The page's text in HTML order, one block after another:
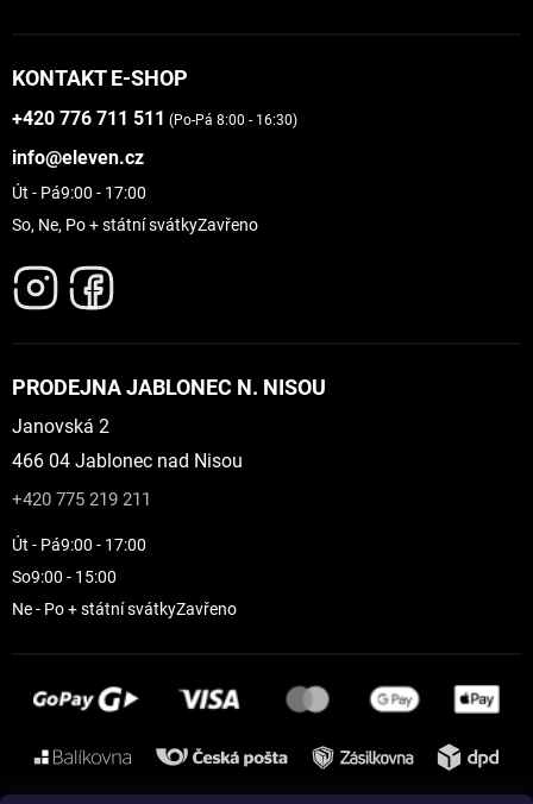
KONTAKT E-SHOP
+420 776 711 511 (Po-Pá 8:00 - 16:30)
info@eleven.cz
Út - Pá9:00 - 17:00
So, Ne, Po + státní svátkyZavřeno
PRODEJNA JABLONEC N. NISOU
Janovská 2
466 04 Jablonec nad Nisou
+420 775 219 211
Út - Pá9:00 - 17:00
So9:00 - 15:00
Ne - Po + státní svátkyZavřeno